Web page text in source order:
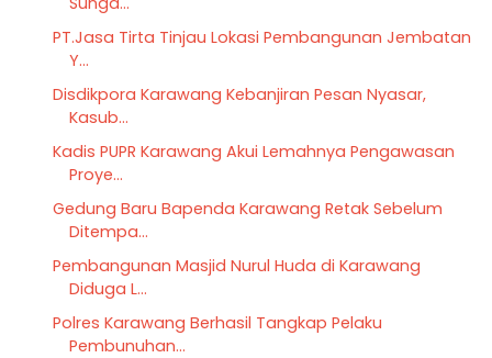
PT.Jasa Tirta Tinjau Lokasi Pembangunan Jembatan
Y...
Disdikpora Karawang Kebanjiran Pesan Nyasar,
Kasub...
Kadis PUPR Karawang Akui Lemahnya Pengawasan
Proye...
Gedung Baru Bapenda Karawang Retak Sebelum
Ditempa...
Pembangunan Masjid Nurul Huda di Karawang
Diduga L...
Polres Karawang Berhasil Tangkap Pelaku
Pembunuhan...